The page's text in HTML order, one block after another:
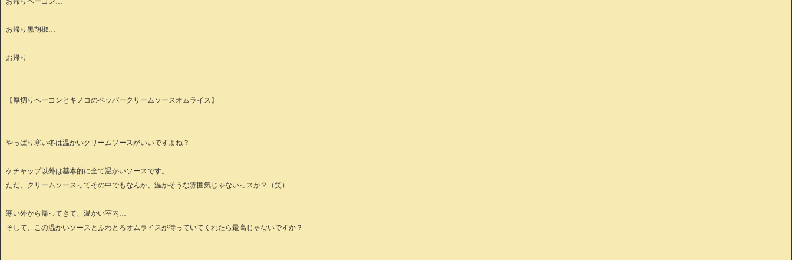
お帰り黒胡椒…
お帰り…
【厚切りベーコンとキノコのペッパークリームソースオムライス】
やっぱり寒い冬は温かいクリームソースがいいですよね？
ケチャップ以外は基本的に全て温かいソースです。
ただ、クリームソースってその中でもなんか、温かそうな雰囲気じゃないっスか？（笑）
寒い外から帰ってきて、温かい室内…
そして、この温かいソースとふわとろオムライスが待っていてくれたら最高じゃないですか？